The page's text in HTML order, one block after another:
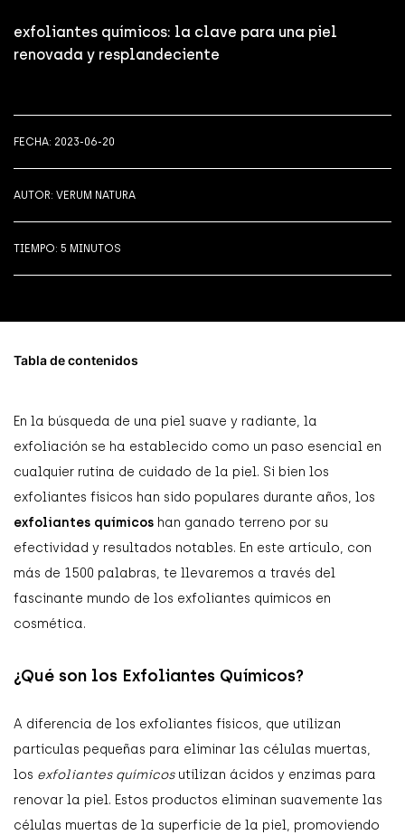
DE PESTAÑAS
exfoliantes químicos: la clave para una piel
renovada y resplandeciente
FECHA: 2023-06-20
AUTOR: VERUM NATURA
TIEMPO: 5 MINUTOS
Tabla de contenidos
En la búsqueda de una piel suave y radiante, la
exfoliación se ha establecido como un paso esencial en
cualquier rutina de cuidado de la piel. Si bien los
exfoliantes físicos han sido populares durante años, los
exfoliantes químicos han ganado terreno por su
efectividad y resultados notables. En este artículo, con
más de 1500 palabras, te llevaremos a través del
fascinante mundo de los exfoliantes químicos en
cosmética.
¿Qué son los Exfoliantes Químicos?
A diferencia de los exfoliantes físicos, que utilizan
partículas pequeñas para eliminar las células muertas,
los exfoliantes químicosutilizan ácidos y enzimas para
renovar la piel. Estos productos eliminan suavemente las
células muertas de la superficie de la piel, promoviendo